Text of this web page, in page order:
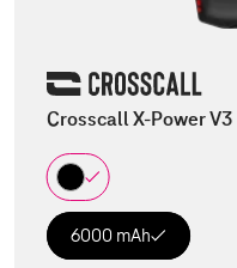
Crosscall X-Power V3
6000 mAh